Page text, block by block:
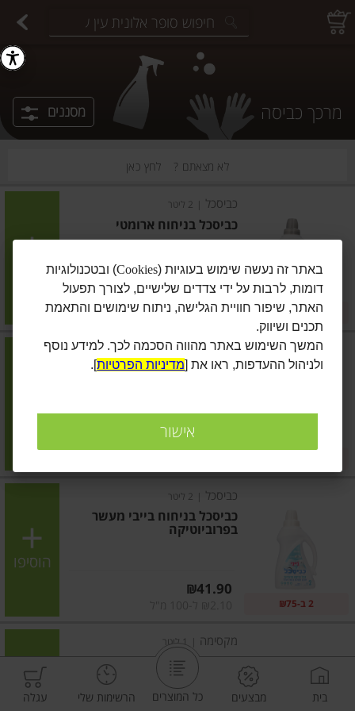
מרכך כביסה מסננים
לא מצאתם ? לחץ כאן
כביסכל 2 ליטר
כביסכל בניחוח ארומטי
מחיר מחירון ₪41.90
₪2.10 ל-100 מ"ל 2 ב-₪75
הוסיפו
כביסכל | 2 ליטר
כביסכל בניחוח רוז
₪41.90
הוסיפו
כביסכל 2 ליטר
כביסכל בניחוח בייבי מעשר
בפרוביוטיקה
₪41.90
2 ב-₪75
הוסיפו
מקסימה 1 ליטר
מרכך כביסה מרוכז אולטרא פרש
בית מבצעים כל המוצרים הרשימות שלי עגלה
באתר זה נעשה שימוש בעוגיות (Cookies) ובטכנולוגיות
דומות, לרבות על ידי צדדים שלישיים, לצורך תפעול
האתר, שיפור חוויית הגלישה, ניתוח שימושים והתאמת
תכנים ושיווק.
המשך השימוש באתר מהווה הסכמה לכך. למידע נוסף
ולניהול ההעדפות, ראו את [מדיניות הפרטיות].
אישור